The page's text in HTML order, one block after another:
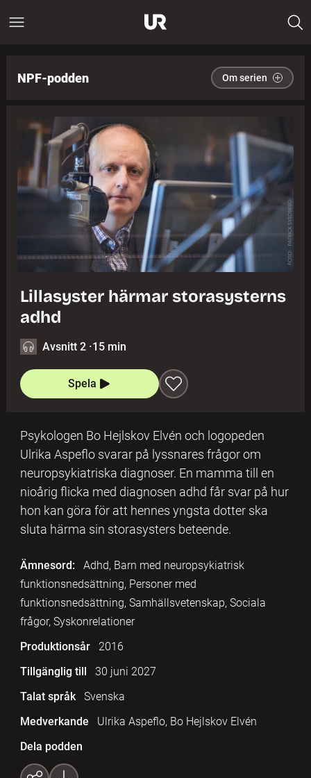
NPF-podden Om serien
Lillasyster härmar storasysterns
adhd
Avsnitt 2 ·15 min
Spela
Psykologen Bo Hejlskov Elvén och logopeden
Ulrika Aspeflo svarar på lyssnares frågor om
neuropsykiatriska diagnoser. En mamma till en
nioårig flicka med diagnosen adhd får svar på hur
hon kan göra för att hennes yngsta dotter ska
sluta härma sin storasysters beteende.
Ämnesord:
Adhd, Barn med neuropsykiatrisk
funktionsnedsättning, Personer med
funktionsnedsättning, Samhällsvetenskap, Sociala
frågor, Syskonrelationer
Produktionsår
2016
Tillgänglig till
30 juni 2027
Talat språk
Svenska
Medverkande
Ulrika Aspeflo, Bo Hejlskov Elvén
Dela podden